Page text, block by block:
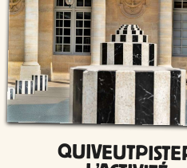
INCONTOURNABLE